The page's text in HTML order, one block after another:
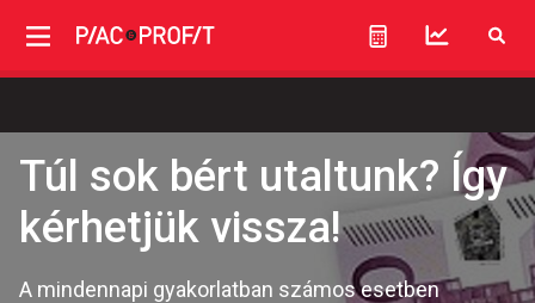
Túl sok bért utaltunk? Így
kérhetjük vissza!
A mindennapi gyakorlatban számos esetben